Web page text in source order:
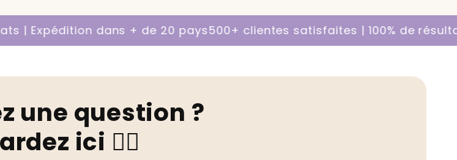
dans + de 20 pays 500+ clientes satisfaites | 100% de résultats |
une question ?
ici 👇🏻